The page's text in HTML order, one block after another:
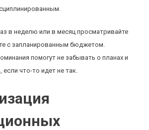
в неделю или в месяц просматривайте
с запланированным бюджетом.
помогут не забывать о планах и
что-то идет не так.